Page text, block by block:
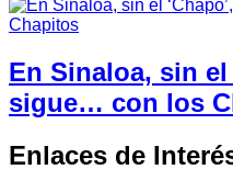
En Sinaloa, sin el
sigue… con los
Enlaces de